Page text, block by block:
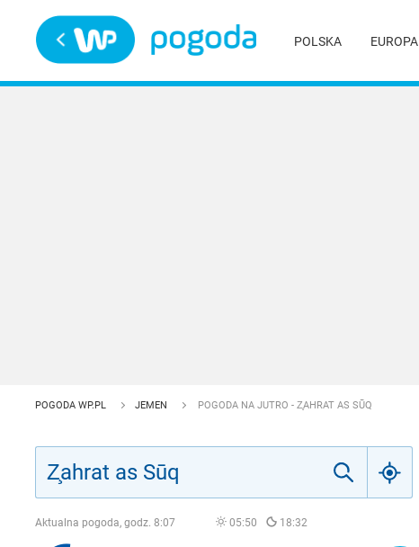
POLSKA EUROPA
POGODA WP.PL JEMEN POGODA NA JUTRO - Z̧AHRAT AS SŪQ
Aktualna pogoda, godz. 8:07 05:50 18:32